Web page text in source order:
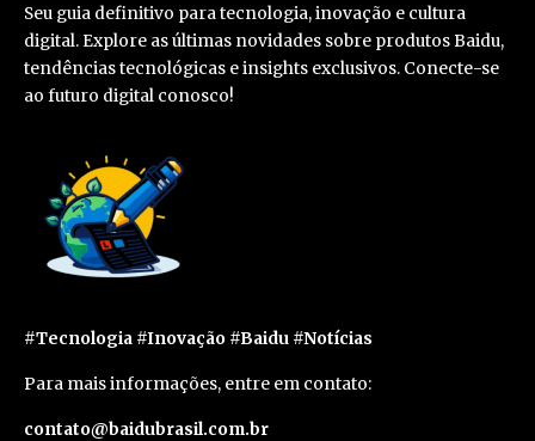
Seu guia definitivo para tecnologia, inovação e cultura
digital. Explore as últimas novidades sobre produtos Baidu,
tendências tecnológicas e insights exclusivos. Conecte-se
ao futuro digital conosco!
#Tecnologia #Inovação #Baidu #Notícias
Para mais informações, entre em contato:
contato@baidubrasil.com.br